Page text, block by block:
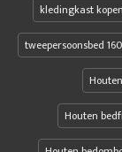
kledingkast kopen
tweepersoonsbed
Houten